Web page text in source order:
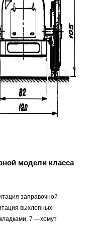
модели класса
заправочной
выхлопных
7 —хомут